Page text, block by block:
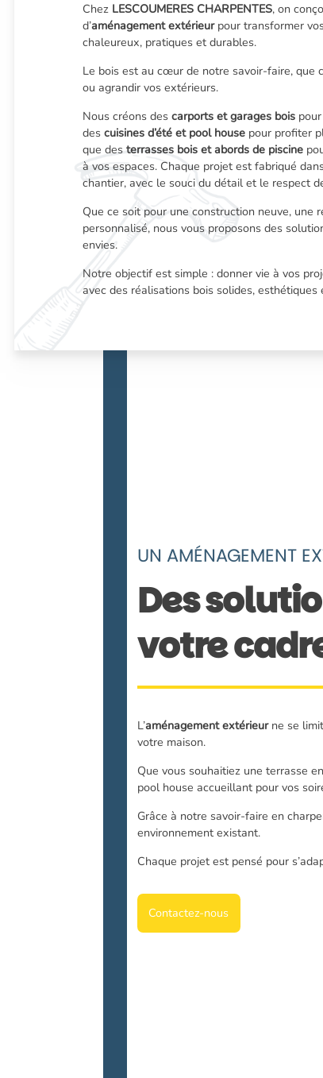
Chez LESCOUMERES CHARPENTES, on
d’aménagement extérieurpour transformer
chaleureux, pratiques et durables.
Le bois est au cœur de notre savoir-faire, que
ou agrandir vos extérieurs.
Nous créons des carports et garages boispour
des cuisines d’été et pool housepour profiter
que des terrasses bois et abords de piscine
à vos espaces. Chaque projet est fabriqué
chantier, avec le souci du détail et le respect
Que ce soit pour une construction neuve, une
personnalisé, nous vous proposons des
envies.
Notre objectif est simple : donner vie à vos
avec des réalisations bois solides, esthétiques
UN AMÉNAGEMENT
Des
votre
L’aménagement extérieurne se
votre maison.
Que vous souhaitiez une terrasse
pool house accueillant pour vos
Grâce à notre savoir-faire en
environnement existant.
Chaque projet est pensé pour
Contactez-nous